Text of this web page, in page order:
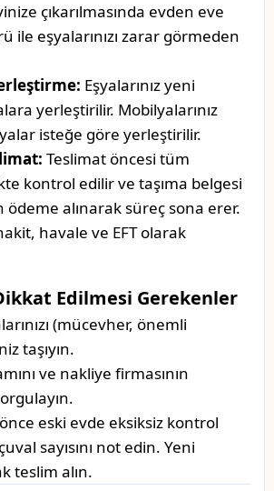
çıkarılmasında evden eve
ile eşyalarınızı zarar görmeden
Eşyalarınız yeni
yerleştirilir. Mobilyalarınız
isteğe göre yerleştirilir.
Teslimat öncesi tüm
kontrol edilir ve taşıma belgesi
ödeme alınarak süreç sona erer.
havale ve EFT olarak
Edilmesi Gerekenler
(mücevher, önemli
taşıyın.
ve nakliye firmasının
eski evde eksiksiz kontrol
sayısını not edin. Yeni
teslim alın.